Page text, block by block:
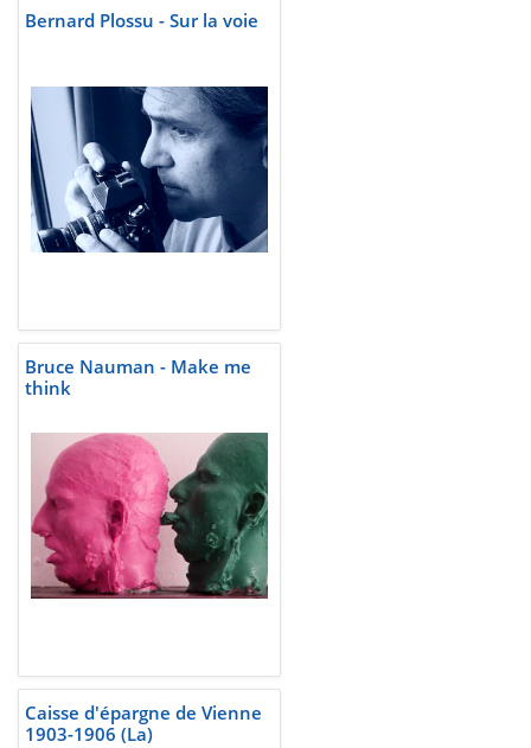
Bernard Plossu - Sur la voie
Bruce Nauman - Make me
think
Caisse d'épargne de Vienne
1903-1906 (La)